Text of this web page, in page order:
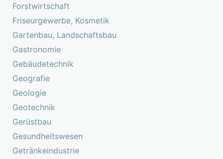
Forstwirtschaft
Friseurgewerbe, Kosmetik
Gartenbau, Landschaftsbau
Gastronomie
Gebäudetechnik
Geografie
Geologie
Geotechnik
Gerüstbau
Gesundheitswesen
Getränkeindustrie